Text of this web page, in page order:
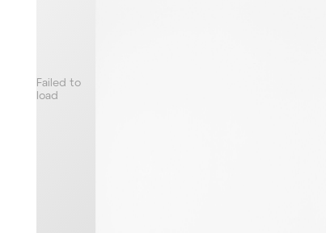
Failed to
load